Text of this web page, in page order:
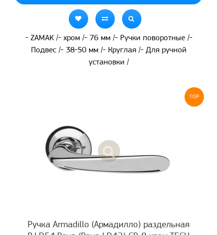
- ZAMAK /- хром /- 76 мм /- Ручки поворотные /-
Подвес /- 38-50 мм /- Круглая /- Для ручной
установки /
TOP
Ручка Armadillo (Армадилло) раздельная